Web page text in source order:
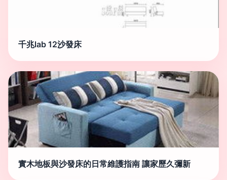
千兆lab 12沙發床
實木地板與沙發床的日常維護指南 讓家歷久彌新